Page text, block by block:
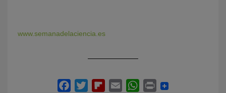
www.semanadelaciencia.es